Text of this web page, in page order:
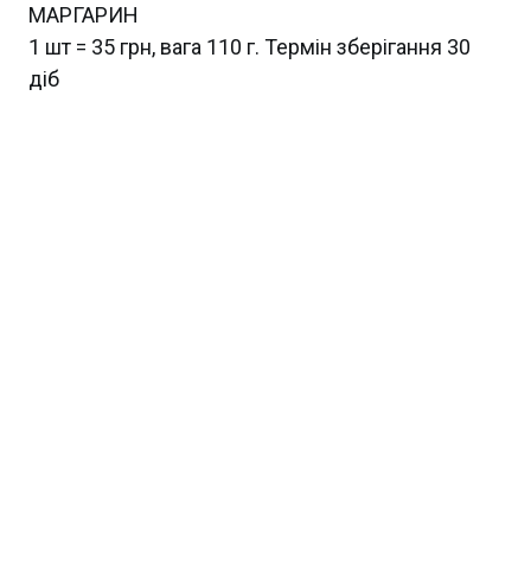
МАРГАРИН
1 шт = 35 грн, вага 110 г. Термін зберігання 30
діб